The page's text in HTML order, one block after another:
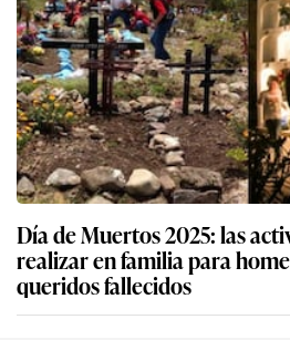
Día de Muertos 2025: las
realizar en familia para
queridos fallecidos